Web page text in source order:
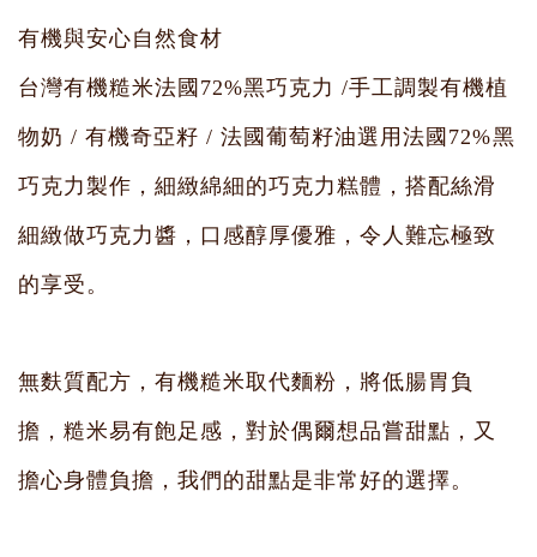
有機與安心自然食材
台灣有機糙米法國72%黑巧克力 /手工調製有機植
物奶 / 有機奇亞籽 / 法國葡萄籽油選用法國72%黑
巧克力製作，細緻綿細的巧克力糕體，搭配絲滑
細緻做巧克力醬，口感醇厚優雅，令人難忘極致
的享受。
無麩質配方，有機糙米取代麵粉，將低腸胃負
擔，糙米易有飽足感，對於偶爾想品嘗甜點，又
擔心身體負擔，我們的甜點是非常好的選擇。